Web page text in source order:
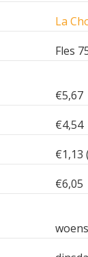
La
Fles
€5,67
€4,54
€1,13
€6,05